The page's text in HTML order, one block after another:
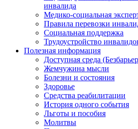
инвалида
Медико-социальная
Правила перевозки
Социальная поддержка
Трудоустройство
Полезная информация
Доступная среда
Жемчужина мысли
Болезни и состояния
Здоровье
Средства реабилитации
История одного события
Льготы и пособия
Молитвы